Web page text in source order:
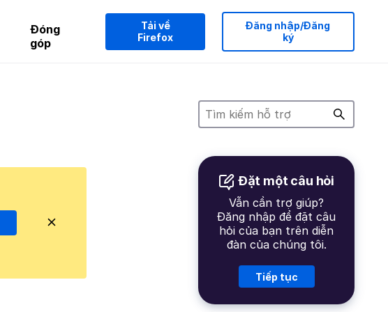
Đóng
góp
Tải về
Firefox
Đăng nhập/Đăng
ký
Đặt một câu hỏi
Vẫn cần trợ giúp?
Đăng nhập để đặt câu
hỏi của bạn trên diễn
đàn của chúng tôi.
Tiếp tục